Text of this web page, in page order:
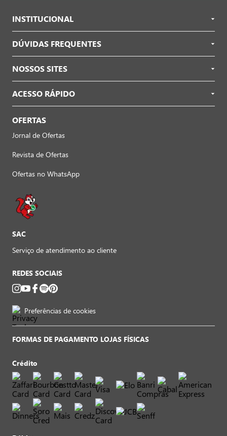
INSTITUCIONAL
DÚVIDAS FREQUENTES
NOSSOS SITES
ACESSO RÁPIDO
OFERTAS
Jornal de Ofertas
Revista de Ofertas
Ofertas no WhatsApp
SAC
Serviço de atendimento ao cliente
REDES SOCIAIS
Preferências de cookies
FORMAS DE PAGAMENTO LOJAS FÍSICAS
Crédito